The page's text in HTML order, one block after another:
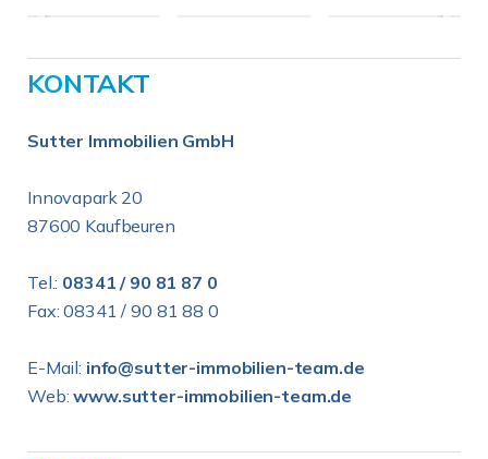
KONTAKT
Sutter Immobilien GmbH
Innovapark 20
87600 Kaufbeuren
Tel.: 08341 / 90 81 87 0
Fax: 08341 / 90 81 88 0
E-Mail: info@sutter-immobilien-team.de
Web:www.sutter-immobilien-team.de